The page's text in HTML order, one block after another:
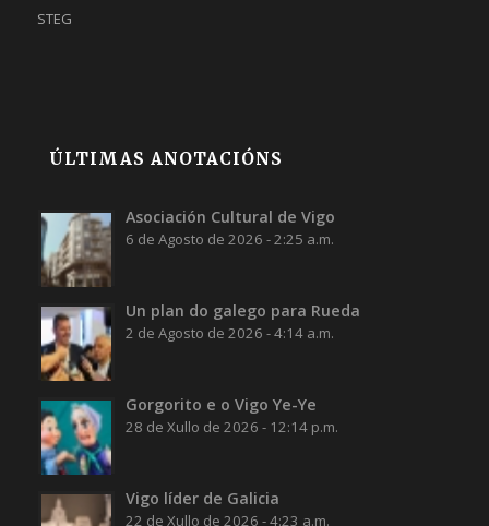
STEG
ÚLTIMAS ANOTACIÓNS
Asociación Cultural de Vigo
6 de Agosto de 2026 - 2:25 a.m.
Un plan do galego para Rueda
2 de Agosto de 2026 - 4:14 a.m.
Gorgorito e o Vigo Ye-Ye
28 de Xullo de 2026 - 12:14 p.m.
Vigo líder de Galicia
22 de Xullo de 2026 - 4:23 a.m.